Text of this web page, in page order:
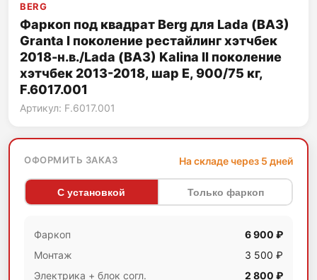
BERG
Фаркоп под квадрат Berg для Lada (ВАЗ)
Granta I поколение рестайлинг хэтчбек
2018-н.в./Lada (ВАЗ) Kalina II поколение
хэтчбек 2013-2018, шар E, 900/75 кг,
F.6017.001
Артикул: F.6017.001
ОФОРМИТЬ ЗАКАЗ На складе через 5 дней
С установкой Только фаркоп
Фаркоп
6 900 ₽
Монтаж
3 500 ₽
Электрика + блок согл.
2 800 ₽